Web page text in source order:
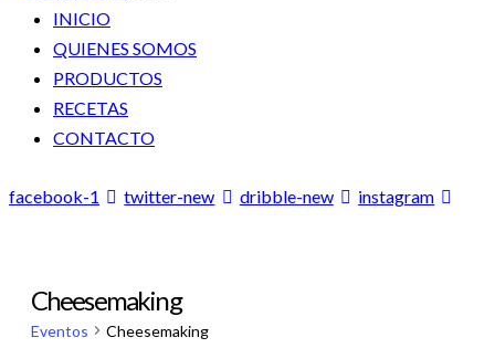
INICIO
QUIENES SOMOS
PRODUCTOS
RECETAS
CONTACTO
facebook-1 twitter-new dribble-new instagram
Cheesemaking
Eventos Cheesemaking